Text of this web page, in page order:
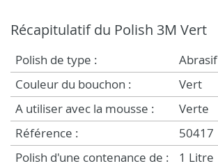
Récapitulatif du Polish 3M Vert
Polish de type :
Abrasif
Couleur du bouchon :
Vert
A utiliser avec la mousse :
Verte
Référence :
50417
Polish d'une contenance de :
1 Litre